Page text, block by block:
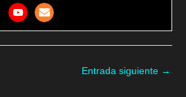
Entrada siguiente →